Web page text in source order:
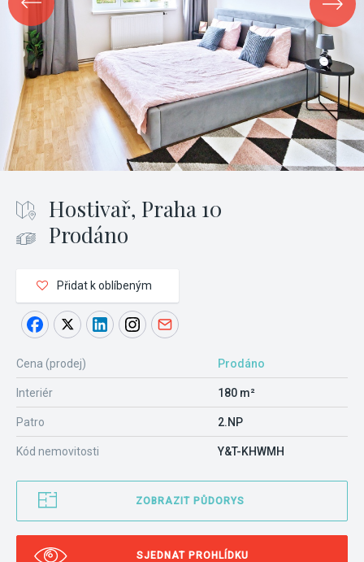
Hostivař, Praha 10
Prodáno
Přidat k oblíbeným
Cena (prodej) Prodáno
Interiér 180 m²
Patro 2.NP
Kód nemovitosti Y&T-KHWMH
ZOBRAZIT PŮDORYS
SJEDNAT PROHLÍDKU